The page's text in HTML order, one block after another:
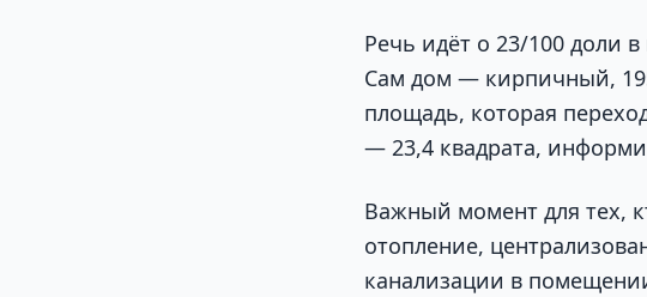
Речь идёт о 23/100 доли
Сам дом — кирпичный,
площадь, которая
— 23,4 квадрата,
Важный момент для тех,
отопление,
канализации в